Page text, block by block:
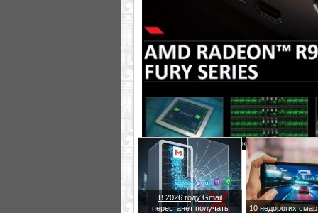
В 2026 году Gmail
перестанет получать
10 недорогих